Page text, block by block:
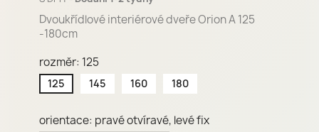
Dvoukřídlové interiérové dveře Orion A 125
-180cm
rozměr: 125
125 145 160 180
orientace: pravé otvíravé, levé fix